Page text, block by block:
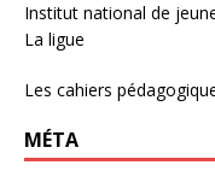
Institut national de
La ligue
Les cahiers
MÉTA